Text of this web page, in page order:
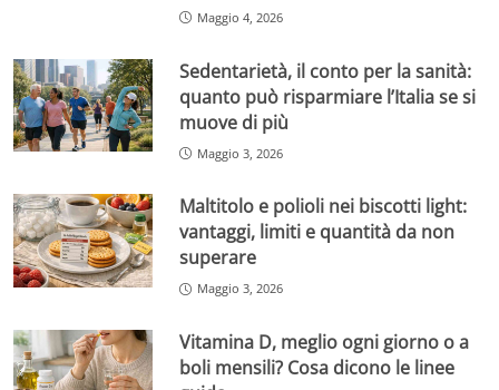
Maggio 4, 2026
Sedentarietà, il conto per la sanità:
quanto può risparmiare l’Italia se si
muove di più
Maggio 3, 2026
Maltitolo e polioli nei biscotti light:
vantaggi, limiti e quantità da non
superare
Maggio 3, 2026
Vitamina D, meglio ogni giorno o a
boli mensili? Cosa dicono le linee